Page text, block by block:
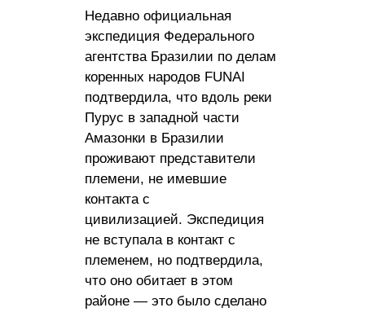
Недавно официальная
экспедиция Федерального
агентства Бразилии по делам
коренных народов FUNAI
подтвердила, что вдоль реки
Пурус в западной части
Амазонки в Бразилии
проживают представители
племени, не имевшие
контакта с
цивилизацией. Экспедиция
не вступала в контакт с
племенем, но подтвердила,
что оно обитает в этом
районе — это было сделано